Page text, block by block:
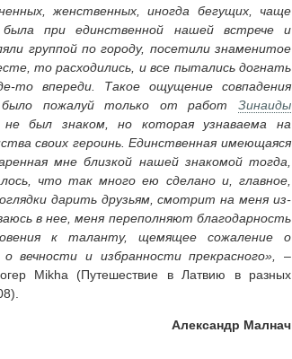
женственных, иногда бегущих, чаще
при единственной нашей встрече и
группой по городу, посетили знаменитое
то расходились, и все пытались догнать
то впереди. Такое ощущение совпадения
пожалуй только от работ Зинаиды
был знаком, но которая узнаваема на
своих героинь. Единственная имеющаяся
мне близкой нашей знакомой тогда,
что так много ею сделано и, главное,
дарить друзьям, смотрит на меня из-
в нее, меня переполняют благодарность
к таланту, щемящее сожаление о
и избранности прекрасного»,
–
Mikha (Путешествие в Латвию в разных
Александр Малнач